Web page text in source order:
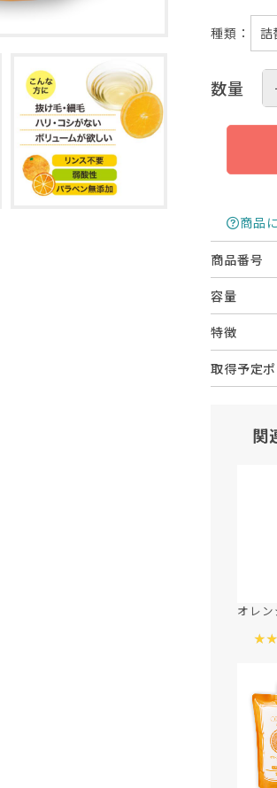
種類 ：
数量
商品
商品番号
容量
特徴
取得予定
関